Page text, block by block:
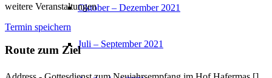
Oktober – Dezember 2021
Juli – September 2021
weitere Veranstaltungen
Termin speichern
Route zum Ziel